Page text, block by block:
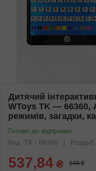
Дитячий
WToys TK — 66360,
режимів, загадки,
Готово до відправки
Код: TK - 66360
Роздріб
537,84 ₴ 648 ₴